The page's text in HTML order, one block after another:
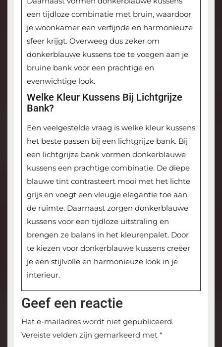
een tijdloze combinatie met bruin, waardoor
je woonkamer een verfijnde en harmonieuze
sfeer krijgt. Overweeg dus zeker om
donkerblauwe kussens toe te voegen aan je
bruine bank voor een prachtige en
evenwichtige look.
Welke Kleur Kussens Bij Lichtgrijze
Bank?
Een veelgestelde vraag is welke kleur kussens
het beste passen bij een lichtgrijze bank. Bij
een lichtgrijze bank vormen donkerblauwe
kussens een prachtige combinatie. De diepe
blauwe tint contrasteert mooi met het lichte
grijs en voegt een vleugje elegantie toe aan
de ruimte. Daarnaast zorgen donkerblauwe
kussens voor een tijdloze uitstraling en
brengen ze balans in het kleurenpalet. Door
te kiezen voor donkerblauwe kussens creëer
je een stijlvolle en harmonieuze look in je
interieur.
Geef een reactie
Het e-mailadres wordt niet gepubliceerd.
Vereiste velden zijn gemarkeerd met *